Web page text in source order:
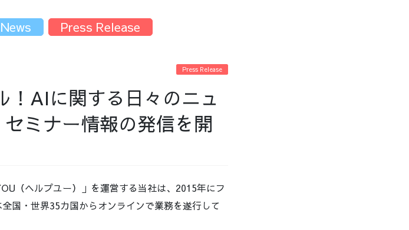
Press Release
AIに関する日々のニュ
ミナー情報の発信を開
（ヘルプユー）」を運営する当社は、2015年にフ
国・世界35カ国からオンラインで業務を遂行して
News Press Release